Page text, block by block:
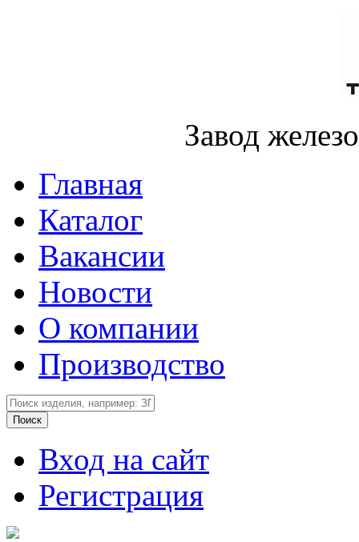
Завод
Главная
Каталог
Вакансии
Новости
О компании
Производство
Вход на сайт
Регистрация